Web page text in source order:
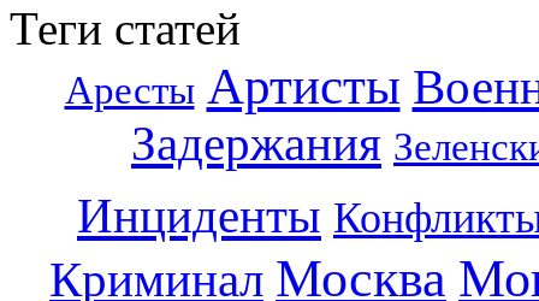
Теги статей
Аресты Артисты
Задержания
Инциденты
Криминал Москва